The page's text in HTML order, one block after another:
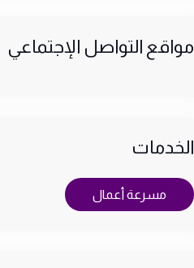
مواقع التواصل الإجتماعي
الخدمات
مسرعة أعمال